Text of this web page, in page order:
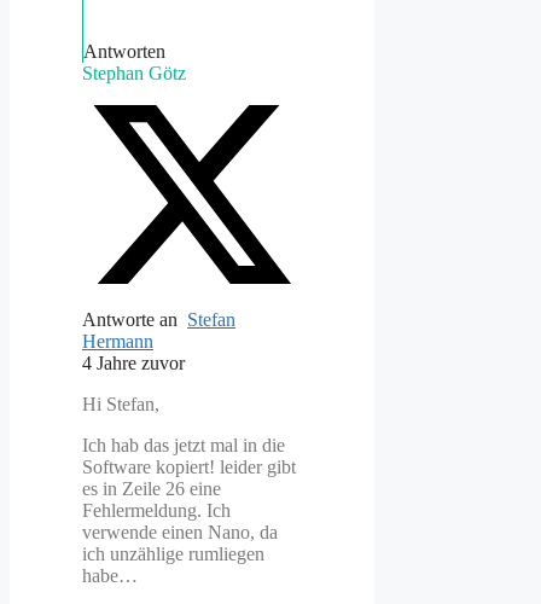
Antworten
Stephan Götz
Antworte an Stefan
Hermann
4 Jahre zuvor
Hi Stefan,
Ich hab das jetzt mal in die
Software kopiert! leider gibt
es in Zeile 26 eine
Fehlermeldung. Ich
verwende einen Nano, da
ich unzählige rumliegen
habe…